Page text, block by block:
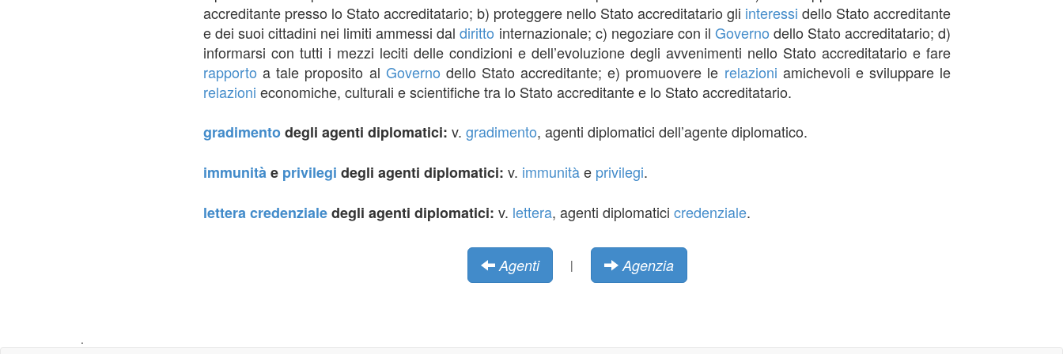
accreditante presso lo Stato accreditatario; b) proteggere nello Stato accreditatario gli interessi dello Stato accreditante
e dei suoi cittadini nei limiti ammessi daldiritto internazionale; c) negoziare con il Governo dello Stato accreditatario; d)
informarsi con tutti i mezzi leciti delle condizioni e dell’evoluzione degli avvenimenti nello Stato accreditatario e fare
rapporto a tale proposito al Governo dello Stato accreditante; e) promuovere le relazioni amichevoli e sviluppare le
relazioni economiche, culturali e scientifiche tra lo Stato accreditante e lo Stato accreditatario.
gradimentodegli agenti diplomatici: v. gradimento, agenti diplomatici dell’agente diplomatico.
immunitàe privilegi degli agenti diplomatici: v. immunitàe privilegi.
letteracredenzialedegli agenti diplomatici: v. lettera, agenti diplomatici credenziale.
Agenti | Agenzia
.